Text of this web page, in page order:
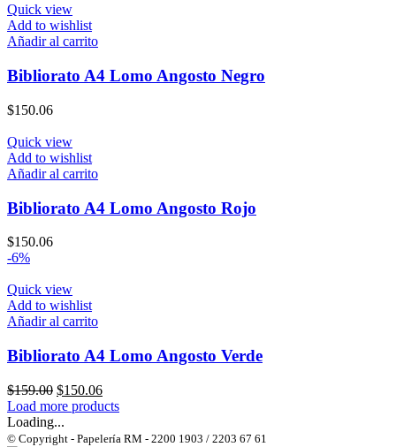
original
era:
$159.00.
Quick view
Add to wishlist
Añadir al carrito
Bibliorato A4 Lomo Angosto Negro
$150.06
Quick view
Add to wishlist
Añadir al carrito
Bibliorato A4 Lomo Angosto Rojo
$150.06
-6%
Quick view
Add to wishlist
Añadir al carrito
Bibliorato A4 Lomo Angosto Verde
$159.00 El
precio
era:
$150.06El
precio
es:
Load more products
Loading...
© Copyright - Papelería RM - 2200 1903 / 2203 67 61